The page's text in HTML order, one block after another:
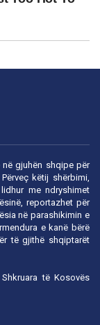
gjuhën shqipe për
këtij shërbimi,
me ndryshimet
reportazhet për
në parashikimin e
e kanë bërë
të gjithë shqiptarët
të Kosovës